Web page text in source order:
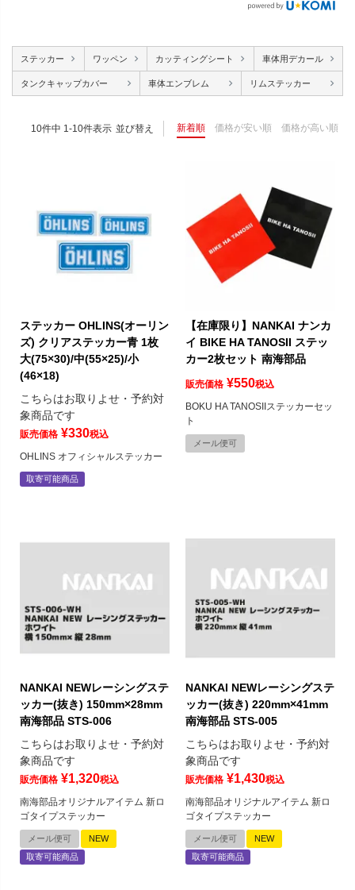
ステッカー ワッペン カッティングシート 車体用デカール
タンクキャップカバー 車体エンブレム リムステッカー
並び替え 新着順 価格が安い順 価格が高い順
10件中 1-10件表示
ステッカー OHLINS(オーリン
ズ) クリアステッカー青 1枚
大(75×30)/中(55×25)/小
(46×18)
こちらはお取りよせ・予約対
象商品です
販売価格 ¥330税込
OHLINS オフィシャルステッカー
取寄可能商品
【在庫限り】NANKAI ナンカ
イ BIKE HA TANOSII ステッ
カー2枚セット 南海部品
販売価格 ¥550税込
BOKU HA TANOSIIステッカーセッ
ト
メール便可
NANKAI NEWレーシングステ
ッカー(抜き) 150mm×28mm
南海部品 STS-006
こちらはお取りよせ・予約対
象商品です
販売価格 ¥1,320税込
南海部品オリジナルアイテム 新ロ
ゴタイプステッカー
メール便可
NEW
取寄可能商品
NANKAI NEWレーシングステ
ッカー(抜き) 220mm×41mm
南海部品 STS-005
こちらはお取りよせ・予約対
象商品です
販売価格 ¥1,430税込
南海部品オリジナルアイテム 新ロ
ゴタイプステッカー
メール便可
NEW
取寄可能商品